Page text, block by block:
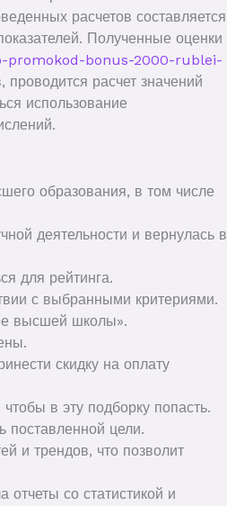
расчетов составляется
Полученные оценки
promokod-bonus-2000-rublei-
расчет значений
использование
образования, в том числе
деятельности и вернулась в
для рейтинга.
с выбранными критериями.
высшей школы».
скидку на оплату
в эту подборку попасть.
поставленной цели.
и трендов, что позволит
со статистикой и